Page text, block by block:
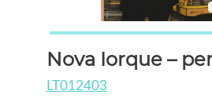
Nova Iorque –
LT012403